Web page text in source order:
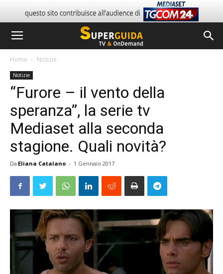
Home Notizie
Notizie
“Furore – il vento della
speranza”, la serie tv
Mediaset alla seconda
stagione. Quali novità?
Da Eliana Catalano - 1 Gennaio 2017